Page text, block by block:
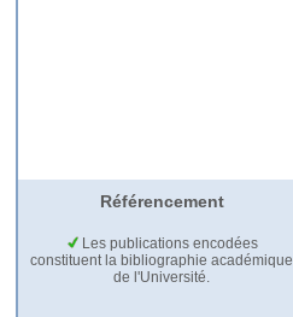
Référencement
Les publications encodées
constituent la bibliographie académique
de l'Université.